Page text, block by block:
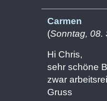
Carmen
(Sonntag, 08.
Hi Chris,
sehr schöne
zwar
Gruss